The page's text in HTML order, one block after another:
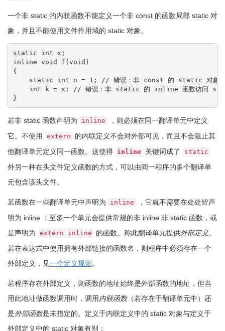
一个非 static 的内联函数不能定义一个非 const 的函数局部 static 对
象，并且不能使用文件作用域的 static 对象。
static int x ;
inline void f (void )
{
static
int n = 1 ;
// 错误：非 const 的 static 对象
int k = x ;
// 错误：非 static 的 inline 函数访问
}
若非 static 函数声明为 inline
，则必须在同一翻译单元中定义
它。不使用
extern
的内联定义不会对外部可见，而且不会阻止其
他翻译单元定义同一函数。这使得 inline 关键词成了 static
外另一种在头文件定义函数的方式，可以由同一程序的多个翻译单
元包含该头文件。
若函数在一些翻译单元中声明为 inline
，它就不需要在处处皆声
明为 inline ：至多一个单元会提供常规的非 inline 非 static 函数，或
是声明为 extern inline 的函数。称此翻译单元提供外部定义。
若在表达式中使用拥有外部链接的函数名，则程序中必须存在一个
外部定义，见一个定义规则 。
若程序存在外部定义，则函数的地址始终是外部函数的地址，但当
用此地址做函数调用时，调用内联函数（若存在于翻译单元中）还
是外部函数是未指定的。定义于内联定义中的 static 对象与定义于
外部定义中的 static 对象有别：